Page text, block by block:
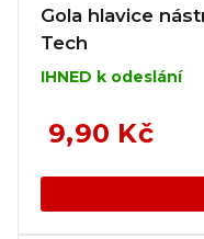
Gola hlavice
Tech
IHNED k odeslání
9,90 Kč